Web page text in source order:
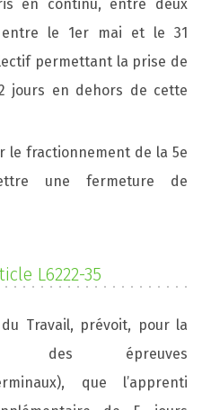
en continu, entre deux
entre le 1er mai et le 31
permettant la prise de
jours en dehors de cette
le fractionnement de la 5e
une fermeture de
L6222-35
du Travail, prévoit, pour la
des épreuves
que l’apprenti